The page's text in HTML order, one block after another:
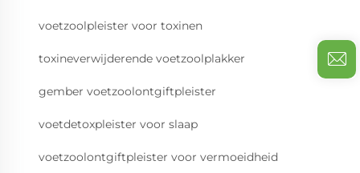
voetzoolpleister voor toxinen
toxineverwijderende voetzoolplakker
gember voetzoolontgiftpleister
voetdetoxpleister voor slaap
voetzoolontgiftpleister voor vermoeidheid